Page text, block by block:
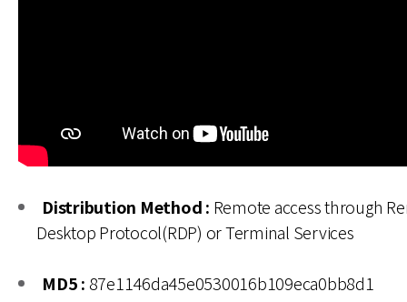
Distribution Method : Remote access through
Desktop Protocol(RDP) or Terminal Services
MD5 : 87e1146da45e0530016b109eca0bb8d1